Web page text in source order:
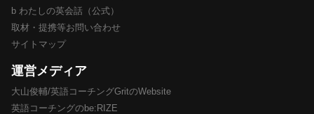
b わたしの英会話（公式）
取材・提携等お問い合わせ
サイトマップ
運営メディア
大山俊輔/英語コーチングGritのWebsite
英語コーチングのbe:RIZE